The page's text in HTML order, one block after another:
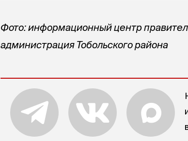
Фото: информационный центр
администрация Тобольского района